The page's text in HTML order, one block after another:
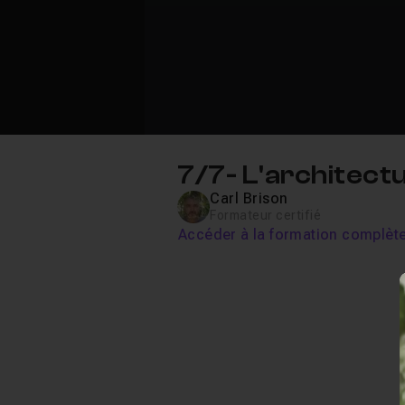
7/7-
Carl Brison
Accéder à la formation